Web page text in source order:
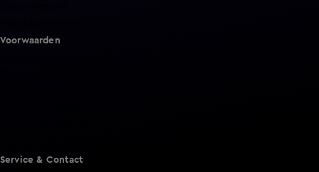
Voorwaarden
Service & Contact